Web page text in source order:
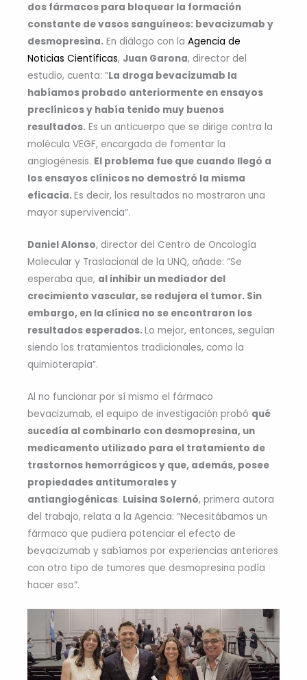
dos fármacos para bloquear la formación
constante de vasos sanguíneos: bevacizumab y
desmopresina. En diálogo con la Agencia de
Noticias Científicas, Juan Garona, director del
estudio, cuenta: “La droga bevacizumab la
habíamos probado anteriormente en ensayos
preclínicos y había tenido muy buenos
resultados. Es un anticuerpo que se dirige contra la
molécula VEGF, encargada de fomentar la
angiogénesis. El problema fue que cuando llegó a
los ensayos clínicos no demostró la misma
eficacia.Es decir, los resultados no mostraron una
mayor supervivencia”.
Daniel Alonso, director del Centro de Oncología
Molecular y Traslacional de la UNQ, añade: “Se
esperaba que, al inhibir un mediador del
crecimiento vascular, se redujera el tumor. Sin
embargo, en la clínica no se encontraron los
resultados esperados.Lo mejor, entonces, seguían
siendo los tratamientos tradicionales, como la
quimioterapia”.
Al no funcionar por sí mismo el fármaco
bevacizumab, el equipo de investigación probó qué
sucedía al combinarlo con desmopresina, un
medicamento utilizado para el tratamiento de
trastornos hemorrágicos y que, además, posee
propiedades antitumorales y
antiangiogénicas. Luisina Solernó, primera autora
del trabajo, relata a la Agencia: “Necesitábamos un
fármaco que pudiera potenciar el efecto de
bevacizumab y sabíamos por experiencias anteriores
con otro tipo de tumores que desmopresina podía
hacer eso”.